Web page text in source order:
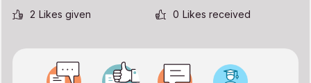
2 Likes given 0 Likes received